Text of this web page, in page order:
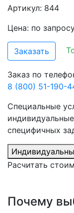
Артикул: 844
Цена: по
Заказать
Заказ по
8 (800) 51-190-
Специальные
специфичных
Расчитать
Почему